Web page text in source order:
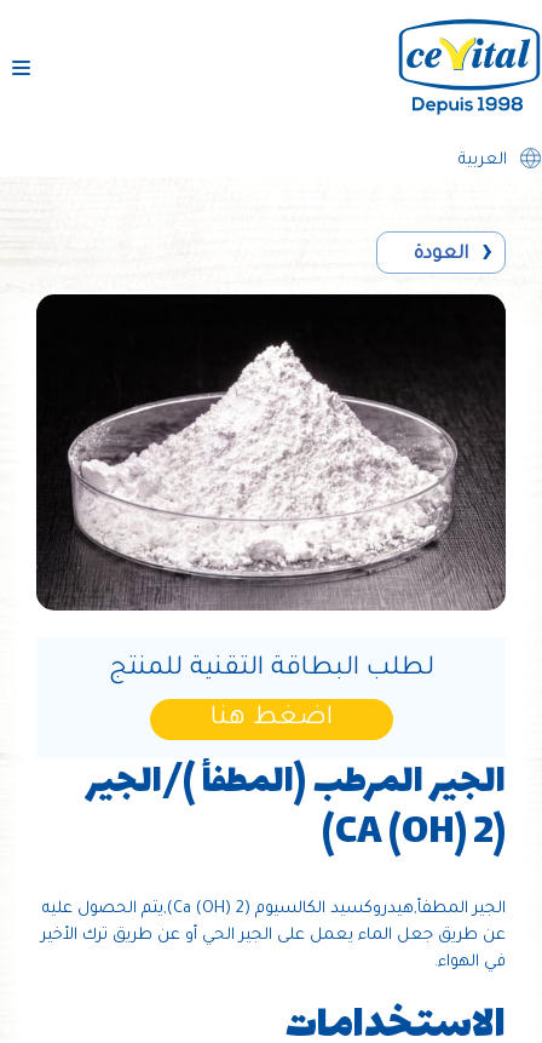
تخطى
إلى
العربية
العودة
الجير المرطب (المطفأ )/الجير
(CA (OH) 2)
الجير المطفأ,هيدروكسيد الكالسيوم (Ca (OH) 2),يتم الحصول عليه
عن طريق جعل الماء يعمل على الجير الحي أو عن طريق ترك الأخير
في الهواء.
الاستخدامات
لطلب البطاقة التقنية للمنتج
اضغط هنا